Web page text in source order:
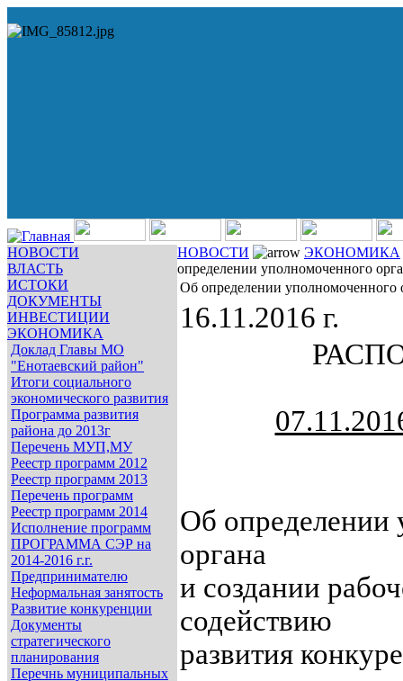
НОВОСТИ
ВЛАСТЬ
ИСТОКИ
ДОКУМЕНТЫ
ИНВЕСТИЦИИ
ЭКОНОМИКА
Доклад Главы МО
"Енотаевский район"
Итоги социального
экономического развития
Программа развития
района до 2013г
Перечень МУП,МУ
Реестр программ 2012
Реестр программ 2013
Перечень программ
Реестр программ 2014
Исполнение программ
ПРОГРАММА СЭР на
2014-2016 г.г.
Предпринимателю
Неформальная занятость
Развитие конкуренции
Документы
стратегического
планирования
Перечнь муниципальных
НОВОСТИ
ЭКОНОМИКА
определении уполномоченного
Об определении уполномоченного
16.11.2016 г.
Об определении
органа
и создании
содействию
развития